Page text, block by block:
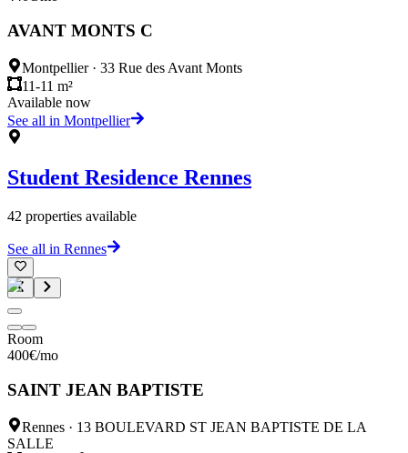
AVANT MONTS C
Montpellier· 33 Rue des Avant Monts
11-11 m²
Available now
See all in Montpellier
Student Residence Rennes
42 properties available
See all in Rennes
Room
400€/mo
SAINT JEAN BAPTISTE
Rennes · 13 BOULEVARD ST JEAN BAPTISTE DE LA
SALLE